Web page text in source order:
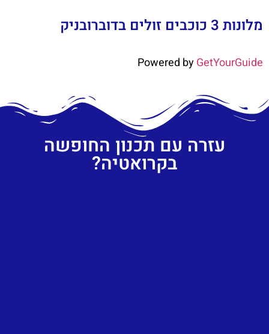
מלונות 3 כוכבים זולים בדוברובניק
Powered byGetYourGuide
עזרה עם תכנון החופשה
בקרואטיה?